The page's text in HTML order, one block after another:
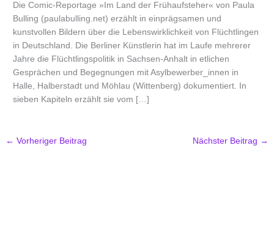
Die ­Comic-Reportage »Im Land der Frühaufsteher« von Paula
Bulling (paulabulling.net) erzählt in einprägsamen und
kunstvollen Bildern über die Lebenswirklichkeit von Flüchtlingen
in Deutschland. Die Berliner Künstlerin hat im Laufe mehrerer
Jahre die Flüchtlingspolitik in Sachsen-Anhalt in etlichen
Gesprächen und Begegnungen mit Asylbewerber_innen in
Halle, Halberstadt und Möhlau (Wittenberg) dokumentiert. In
sieben Kapiteln erzählt sie vom […]
← Vorheriger Beitrag Nächster Beitrag →